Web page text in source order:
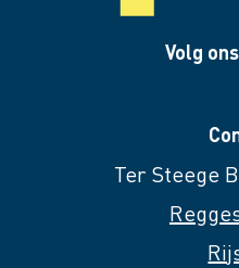
Volg
Ter Steege